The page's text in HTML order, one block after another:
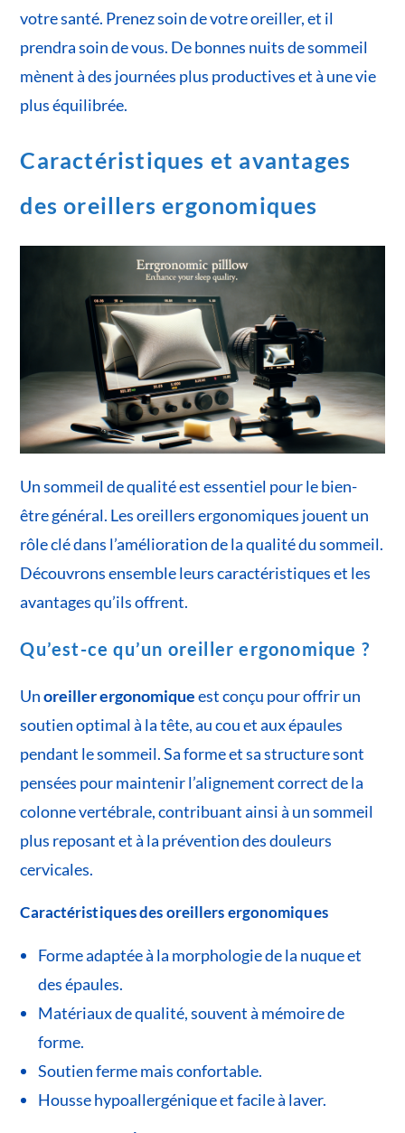
votre santé. Prenez soin de votre oreiller, et il
prendra soin de vous. De bonnes nuits de sommeil
mènent à des journées plus productives et à une vie
plus équilibrée.
Caractéristiques et avantages
des oreillers ergonomiques
Un sommeil de qualité est essentiel pour le bien-
être général. Les oreillers ergonomiques jouent un
rôle clé dans l’amélioration de la qualité du sommeil.
Découvrons ensemble leurs caractéristiques et les
avantages qu’ils offrent.
Qu’est-ce qu’un oreiller ergonomique ?
Unoreiller ergonomiqueest conçu pour offrir un
soutien optimal à la tête, au cou et aux épaules
pendant le sommeil. Sa forme et sa structure sont
pensées pour maintenir l’alignement correct de la
colonne vertébrale, contribuant ainsi à un sommeil
plus reposant et à la prévention des douleurs
cervicales.
Caractéristiques des oreillers ergonomiques
Forme adaptée à la morphologie de la nuque et
des épaules.
Matériaux de qualité, souvent à mémoire de
forme.
Soutien ferme mais confortable.
Housse hypoallergénique et facile à laver.